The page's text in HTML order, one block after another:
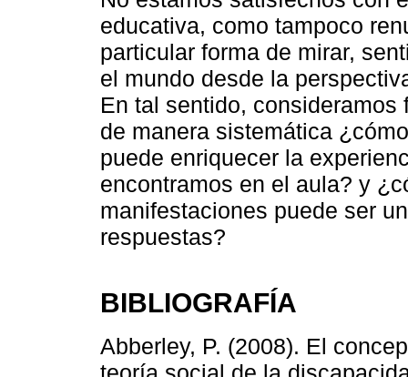
educativa, como tampoco
particular forma de mirar,
el mundo desde la
En tal sentido,
de manera sistemática
puede enriquecer la
encontramos en el aula? y
manifestaciones puede ser
respuestas?
BIBLIOGRAFÍA
Abberley, P. (2008). El